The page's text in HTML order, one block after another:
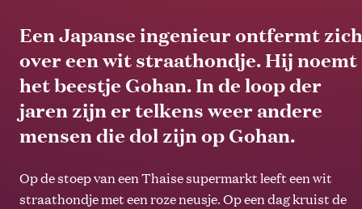
Een Japanse ingenieur ontfermt
over een wit straathondje. Hij noemt
het beestje Gohan. In de loop der
jaren zijn er telkens weer andere
mensen die dol zijn op Gohan.
Op de stoep van een Thaise supermarkt leeft een wit
straathondje met een roze neusje. Op een dag kruist de